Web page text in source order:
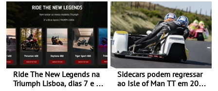
ganhar
Ride The New Legends na
Triumph Lisboa, dias 7 e 8
Sidecars podem regressar
ao Isle of Man TT em 2027